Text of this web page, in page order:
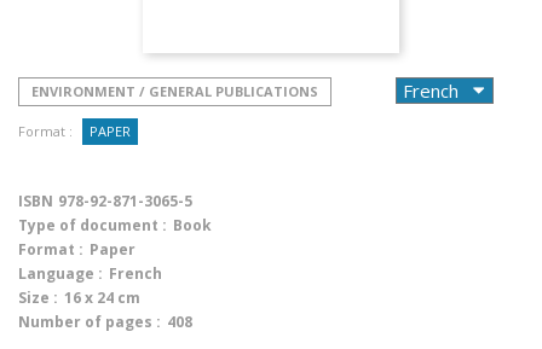
ENVIRONMENT / GENERAL PUBLICATIONS
Format : PAPER
ISBN 978-92-871-3065-5
Type of document : Book
Format : Paper
Language : French
Size : 16 x 24 cm
Number of pages : 408